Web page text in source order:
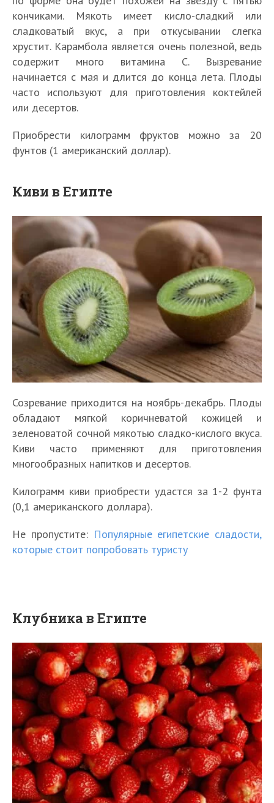
кончиками. Мякоть имеет кисло-сладкий или
сладковатый вкус, а при откусывании слегка
хрустит. Карамбола является очень полезной, ведь
содержит много витамина С. Вызревание
начинается с мая и длится до конца лета. Плоды
часто используют для приготовления коктейлей
или десертов.
Приобрести килограмм фруктов можно за 20
фунтов (1 американский доллар).
Киви в Египте
Созревание приходится на ноябрь-декабрь. Плоды
обладают мягкой коричневатой кожицей и
зеленоватой сочной мякотью сладко-кислого вкуса.
Киви часто применяют для приготовления
многообразных напитков и десертов.
Килограмм киви приобрести удастся за 1-2 фунта
(0,1 американского доллара).
Не пропустите: Популярные египетские сладости,
которые стоит попробовать туристу
Клубника в Египте